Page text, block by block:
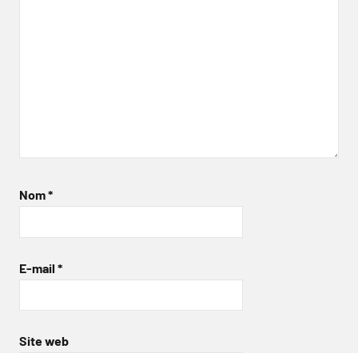
Nom*
E-mail *
Site web